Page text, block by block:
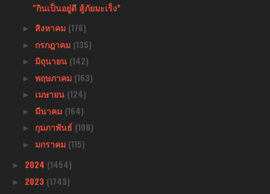
"กินเป็นอยู่ดี สู้ภัยมะเร็ง”
► สิงหาคม (176)
► กรกฎาคม (135)
► มิถุนายน (142)
► พฤษภาคม (163)
► เมษายน (124)
► มีนาคม (164)
► กุมภาพันธ์ (108)
► มกราคม (115)
► 2024 (1454)
► 2023 (1749)